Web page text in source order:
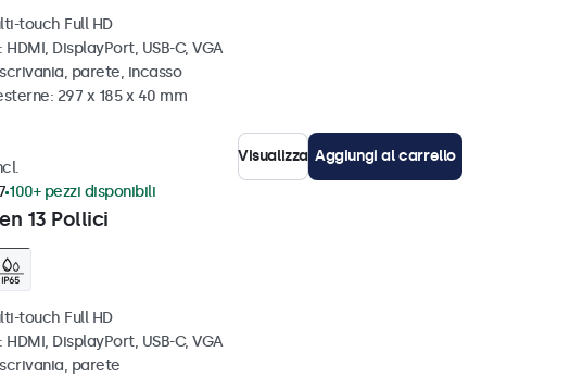
touch Full HD
HDMI, DisplayPort, USB-C, VGA
parete, incasso
297 x 185 x 40 mm
Visualizza Aggiungi al carrello
13 Pollici
100+ pezzi disponibili
touch Full HD
HDMI, DisplayPort, USB-C, VGA
parete